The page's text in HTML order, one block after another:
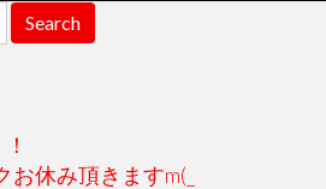
休み頂きますm(_